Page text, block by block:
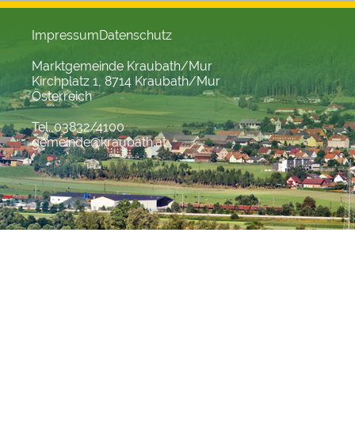
ImpressumDatenschutz
Marktgemeinde Kraubath/Mur
Kirchplatz 1, 8714 Kraubath/Mur
Österreich
Tel. 03832/4100
gemeinde@kraubath.at